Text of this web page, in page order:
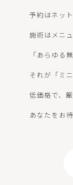
予約はネッ
施術はメニ
「あらゆる
それが「ミ
低価格で、
あなたをお